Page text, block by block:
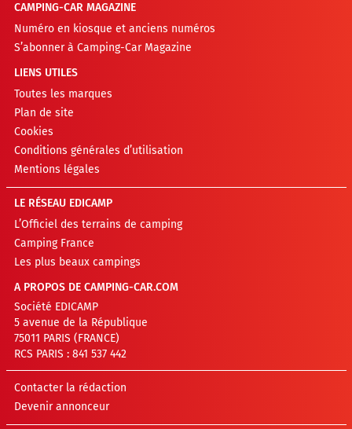
CAMPING-CAR MAGAZINE
Numéro en kiosque et anciens numéros
S’abonner à Camping-Car Magazine
LIENS UTILES
Toutes les marques
Plan de site
Cookies
Conditions générales d’utilisation
Mentions légales
LE RÉSEAU EDICAMP
L’Officiel des terrains de camping
Camping France
Les plus beaux campings
A PROPOS DE CAMPING-CAR.COM
Société EDICAMP
5 avenue de la République
75011 PARIS (FRANCE)
RCS PARIS : 841 537 442
Contacter la rédaction
Devenir annonceur